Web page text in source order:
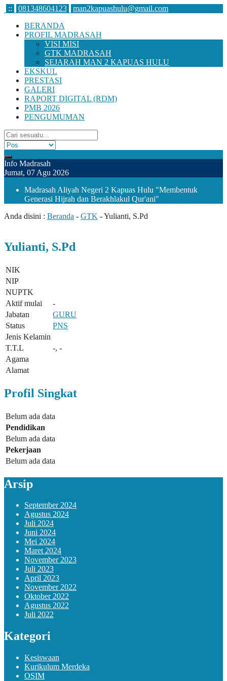
:: 081348604123
man2kapuashulu@gmail.com
BERANDA
PROFIL MADRASAH
VISI MISI
GTK MADRASAH
SEJARAH MAN 2 KAPUAS HULU
EKSKUL
PRESTASI
GALERI
RAPORT DIGITAL (RDM)
PMB 2026
PENGUMUMAN
Info Madrasah
Jumat, 07 Agu 2026
Madrasah Aliyah Negeri 2 Kapuas Hulu "Membentuk
Generasi Hijrah dan Berakhlakul Qur'ani"
Anda disini : Beranda - GTK -Yulianti, S.Pd
Yulianti, S.Pd
NIK
NIP
NUPTK
Aktif mulai
-
Jabatan
GURU
Status
PNS
Jenis Kelamin
T.T.L
-, -
Agama
Alamat
Profil Singkat
Belum ada data
Pendidikan
Belum ada data
Pekerjaan
Belum ada data
Arsip
September 2024
Agustus 2024
Juli 2024
Juni 2024
Mei 2024
Maret 2024
November 2023
Juli 2023
April 2023
November 2022
Oktober 2022
Agustus 2022
Juli 2022
Kategori
Kesiswaan
Kurikulum Merdeka
OSIM